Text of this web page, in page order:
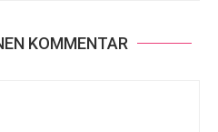
KOMMENTAR